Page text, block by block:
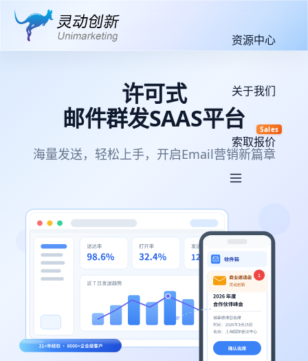
资源中心
关于我们
索取报价
Sales
许可式
邮件群发SAAS平台
海量发送，轻松上手，开启Email营销新篇章